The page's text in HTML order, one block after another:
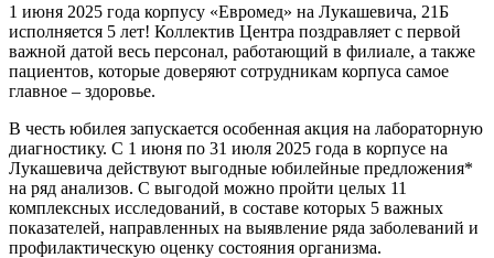
1 июня 2025 года корпусу «Евромед» на Лукашевича, 21Б
исполняется 5 лет! Коллектив Центра поздравляет с первой
важной датой весь персонал, работающий в филиале, а также
пациентов, которые доверяют сотрудникам корпуса самое
главное – здоровье.
В честь юбилея запускается особенная акция на лабораторную
диагностику. С 1 июня по 31 июля 2025 года в корпусе на
Лукашевича действуют выгодные юбилейные предложения*
на ряд анализов. С выгодой можно пройти целых 11
комплексных исследований, в составе которых 5 важных
показателей, направленных на выявление ряда заболеваний и
профилактическую оценку состояния организма.